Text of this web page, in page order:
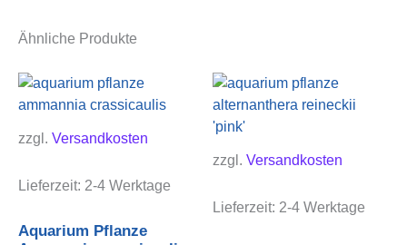
Ähnliche Produkte
zzgl. Versandkosten
Lieferzeit: 2-4 Werktage
Aquarium Pflanze
zzgl. Versandkosten
Lieferzeit: 2-4 Werktage